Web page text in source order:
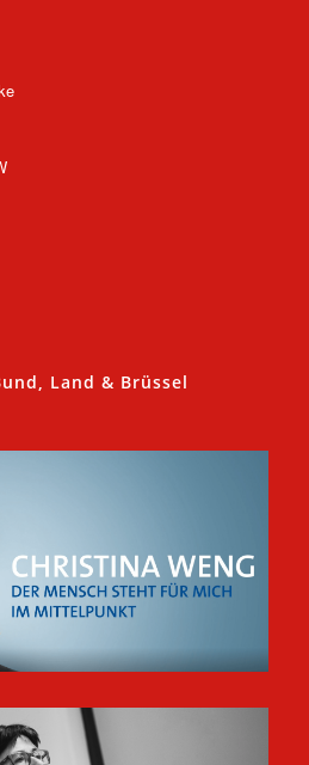
Land & Brüssel